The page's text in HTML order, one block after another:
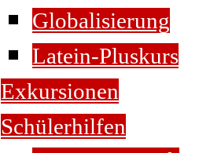
Globalisierung
Latein-Pluskurs
Exkursionen
Schülerhilfen